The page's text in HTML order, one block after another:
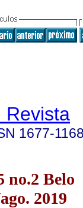
Revista
1677-
no.2 Belo
2019